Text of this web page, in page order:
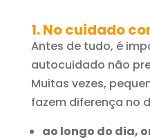
1. No cuidado
Antes de tudo, é
autocuidado não
Muitas vezes,
fazem diferença no
ao longo do dia,